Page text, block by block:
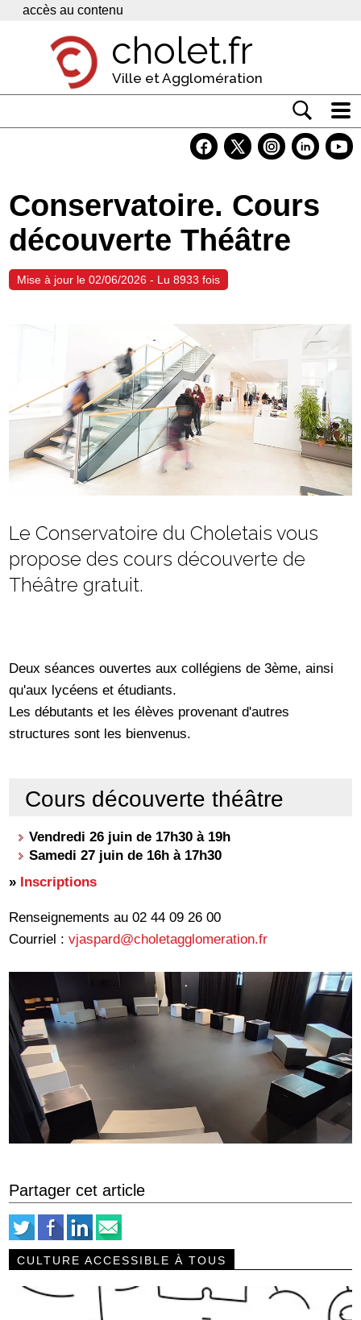
Panneau de gestion des cookies
accès au contenu
cholet.fr
Ville et Agglomération
Economie
Services
Contacts
Conservatoire. Cours
découverte Théâtre
Mise à jour le 02/06/2026 - Lu 8933 fois
Le Conservatoire du Choletais vous
propose des cours découverte de
Théâtre gratuit.
Deux séances ouvertes aux collégiens de 3ème, ainsi
qu'aux lycéens et étudiants.
Les débutants et les élèves provenant d'autres
structures sont les bienvenus.
Cours découverte théâtre
Vendredi 26 juin de 17h30 à 19h
Samedi 27 juin de 16h à 17h30
» Inscriptions
Renseignements au 02 44 09 26 00
Courriel :vjaspard@choletagglomeration.fr
Partager cet article
CULTURE ACCESSIBLE À TOUS